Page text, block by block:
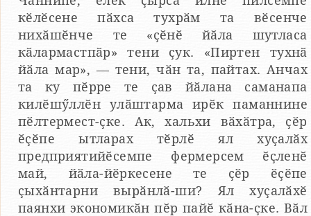
кӗлӗсене пӑхса тухрӑм та вӗсенче
нихӑшӗнче те «ҫӗнӗ йӑла шутласа
кӑлармастпӑр» тени ҫук. «Пиртен тухнӑ
йӑла мар», — тени, чӑн та, пайтах. Анчах
та ку пӗрре те ҫав йӑлана саманапа
килӗшӳллӗн улӑштарма ирӗк паманнине
пӗлтермест-ҫке. Ак, хальхи вӑхӑтра, ҫӗр
ӗҫӗпе ытларах тӗрлӗ ял хуҫалӑх
предприятийӗсемпе фермерсем ӗҫленӗ
май, йӑла-йӗркесене те ҫӗр ӗҫӗпе
ҫыхӑнтарни вырӑнлӑ-ши? Ял хуҫалӑхӗ
паянхи экономикӑн пӗр пайӗ кӑна-ҫке. Вӑл